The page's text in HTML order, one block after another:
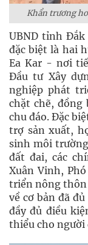
Khẩn trương
UBND tỉnh Đắk
đặc biệt là hai
Ea Kar - nơi
Đầu tư Xây
nghiệp phát
chặt chẽ, đồng
chu đáo. Đặc
trợ sản xuất,
sinh môi
đất đai, các
Xuân Vinh,
triển nông thôn
về cơ bản đã
đầy đủ điều
thiểu cho người